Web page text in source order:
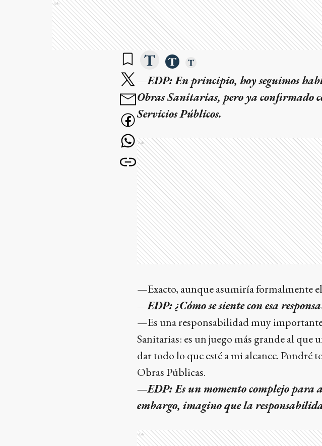
Ads
—EDP: En principio, hoy seguimos
Obras Sanitarias, pero ya confirmado
Servicios Públicos.
Ads
—Exacto, aunque asumiría formalmente
—EDP: ¿Cómo se siente con esa
—Es una responsabilidad muy
Sanitarias: es un juego más grande al que
dar todo lo que esté a mi alcance.
Obras Públicas.
—EDP: Es un momento complejo para
embargo, imagino que la
Ads